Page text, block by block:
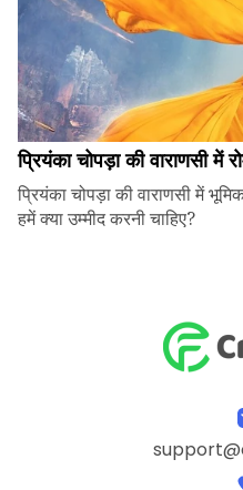
प्रियंका चोपड़ा की वाराणसी में
प्रियंका चोपड़ा की वाराणसी में
हमें क्या उम्मीद करनी चाहिए?